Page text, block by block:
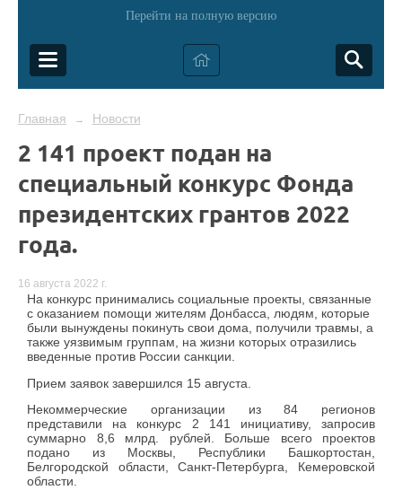
Перейти на полную версию
Главная → Новости
2 141 проект подан на
специальный конкурс Фонда
президентских грантов 2022
года.
16 августа 2022 г.
На конкурс принимались социальные проекты, связанные
с оказанием помощи жителям Донбасса, людям, которые
были вынуждены покинуть свои дома, получили травмы, а
также уязвимым группам, на жизни которых отразились
введенные против России санкции.
Прием заявок завершился 15 августа.
Некоммерческие организации из 84 регионов
представили на конкурс 2 141 инициативу, запросив
суммарно 8,6 млрд. рублей. Больше всего проектов
подано из Москвы, Республики Башкортостан,
Белгородской области, Санкт-Петербурга, Кемеровской
области.